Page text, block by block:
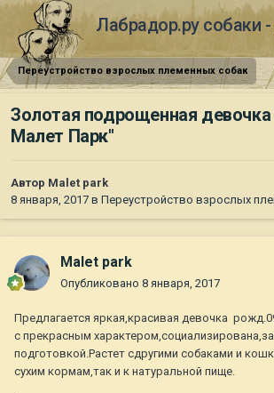
Лабрадор.ру собаки
Переустройство взрослых племенных собак
Золотая подрощенная
Малет Парк"
Автор Malet park
8 января, 2017 в Переустройство взрослых
Malet park
Опубликовано 8 января, 2017
Предлагается яркая,красивая девочка
с прекрасным
подготовкой.Растет сдругими собаками и
сухим кормам,так и к натуральной пище.